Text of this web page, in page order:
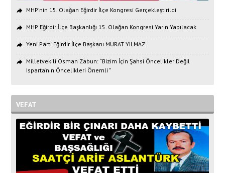
MHP'nin 15. Olağan Eğirdir İlçe Kongresi Gerçekleştirildi
MHP Eğirdir İlçe Başkanlığı 15. Olağan Kongresi Yarın Yapılacak
Yeni Parti Eğirdir İlçe Başkanı MURAT YILMAZ
Milletvekili Osman Zabun: “Bizim İçin Şahsi Öncelikler Değil
Isparta’nın Öncelikleri Önemli ”
VEFAT